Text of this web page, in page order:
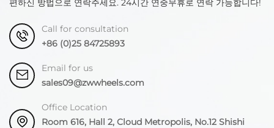
편하신 방법으로 연락주세요. 24시간 연중무휴로 연락 가능합니다!
Call for consultation
+86 (0)25 84725893
Email for us
sales09@zwwheels.com
Office Location
Room 616, Hall 2, Cloud Metropolis, No.12 Shishi